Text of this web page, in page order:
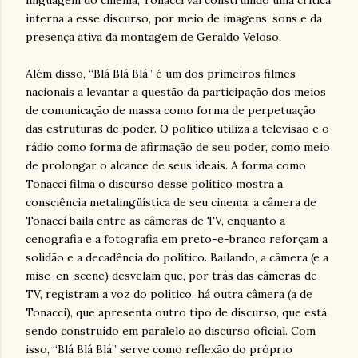
interna a esse discurso, por meio de imagens, sons e da
presença ativa da montagem de Geraldo Veloso.
Além disso, “Blá Blá Blá” é um dos primeiros filmes
nacionais a levantar a questão da participação dos meios
de comunicação de massa como forma de perpetuação
das estruturas de poder. O político utiliza a televisão e o
rádio como forma de afirmação de seu poder, como meio
de prolongar o alcance de seus ideais. A forma como
Tonacci filma o discurso desse político mostra a
consciência metalingüística de seu cinema: a câmera de
Tonacci baila entre as câmeras de TV, enquanto a
cenografia e a fotografia em preto-e-branco reforçam a
solidão e a decadência do político. Bailando, a câmera (e a
mise-en-scene) desvelam que, por trás das câmeras de
TV, registram a voz do político, há outra câmera (a de
Tonacci), que apresenta outro tipo de discurso, que está
sendo construído em paralelo ao discurso oficial. Com
isso, “Blá Blá Blá” serve como reflexão do próprio